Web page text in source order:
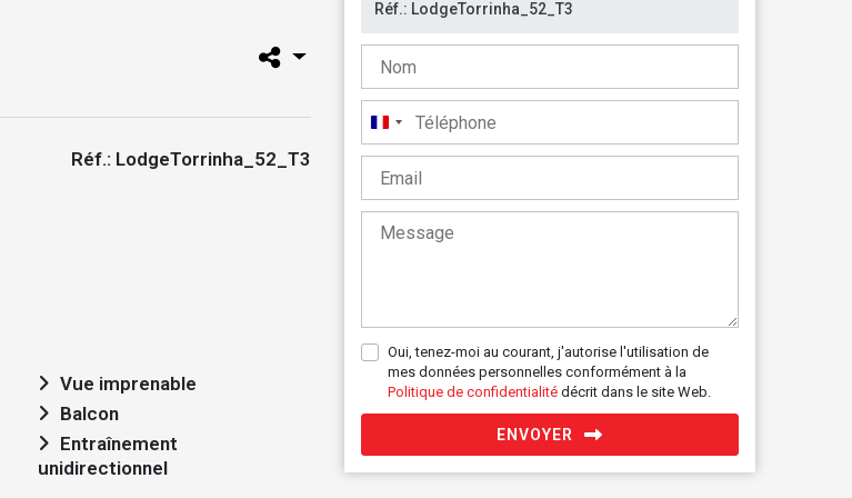
Réf.: LodgeTorrinha_52_T3
Vue imprenable
Balcon
unidirectionnel
France
+33
Oui, tenez-moi au courant, j'autorise l'utilisation de
mes données personnelles conformément à la
Politique de confidentialité décrit dans le site Web.
ENVOYER